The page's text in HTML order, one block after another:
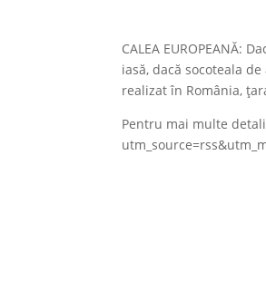
CALEA EUROPEANĂ:
iasă, dacă socoteala
realizat în România,
Pentru mai multe